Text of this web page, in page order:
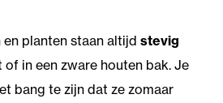
planten staan altijd stevig
of in een zware houten bak. Je
bang te zijn dat ze zomaar